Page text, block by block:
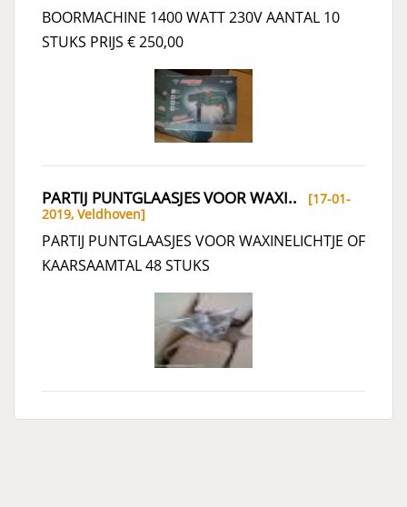
BOORMACHINE 1400 WATT 230V AANTAL 10
STUKS PRIJS € 250,00
PARTIJ PUNTGLAASJES VOOR WAXI.. [17-01-
2019, Veldhoven]
PARTIJ PUNTGLAASJES VOOR WAXINELICHTJE OF
KAARSAAMTAL 48 STUKS